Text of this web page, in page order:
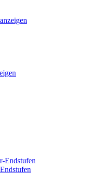
Endstufen